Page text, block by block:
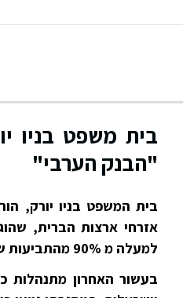
בית משפט בניו
"הבנק הערבי"
אזרחי ארצות הברית,
למעלה מ 90% מהתביעות שהוגשו נגד הבנק הערבי.
בעשור האחרון מתנהלות